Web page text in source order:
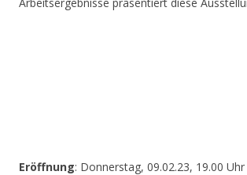
Eröffnung: Donnerstag, 09.02.23, 19.00 Uhr